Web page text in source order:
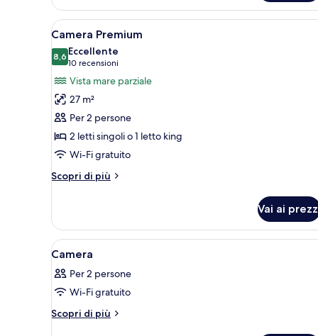
Apri
tutte
le
foto
per
Camera
Premium
Una camera d'albergo
17
Camera Premium
8,68,6 su 10
Eccellente
10 recensioni
(10
recensioni)
Vista mare parziale
27 m²
Per 2 persone
2 letti singoli o 1 letto king
Wi-Fi gratuito
Scopri di più
Altri
Premium
Vai ai
Apri
tutte
le
foto
per
Camera d'albergo moderna
19
Camera
Per 2 persone
Wi-Fi gratuito
Scopri di più
Altri